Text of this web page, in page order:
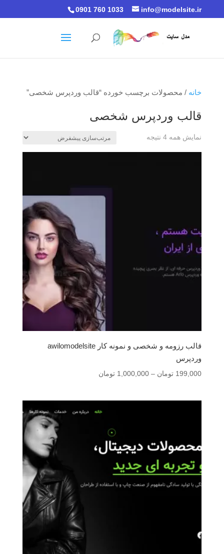
0901 760 1033 info@modelsite.ir
خانه / محصولات برچسب خورده “قالب وردپرس شخصی”
قالب وردپرس شخصی
نمایش همه 4 نتیجه
قالب رزومه و شخصی و نمونه کار awilomodelsite
وردپرس
199,000 تومان –
1,000,000 تومانمحدوده